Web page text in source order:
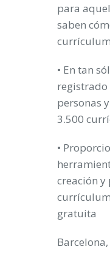
para
saben
currículum
• En tan
registrado
personas
3.500
•
creación
gratuita